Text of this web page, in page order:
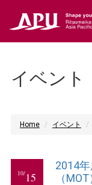
イベント
Home イベント
10/15
2014
（